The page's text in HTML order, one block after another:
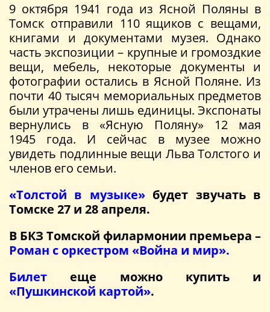
9 октября 1941 года из Ясной Поляны в
Томск отправили 110 ящиков с вещами,
книгами и документами музея. Однако
часть экспозиции – крупные и громоздкие
вещи, мебель, некоторые документы и
фотографии остались в Ясной Поляне. Из
почти 40 тысяч мемориальных предметов
были утрачены лишь единицы. Экспонаты
вернулись в «Ясную Поляну» 12 мая
1945 года. И сейчас в музее можно
увидеть подлинные вещи Льва Толстого и
членов его семьи.
«Толстой в музыке»будет звучать в
Томске 27 и 28 апреля.
В БКЗ Томской филармонии премьера –
Роман с оркестром «Война и мир».
Билет еще можно купить и
«Пушкинской картой».